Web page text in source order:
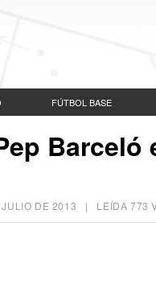
FÚTBOL BASE
Barceló
DE 2013 | LEÍDA 773